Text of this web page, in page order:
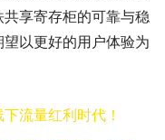
享寄存柜的可靠与稳
以更好的用户体验为
流量红利时代！